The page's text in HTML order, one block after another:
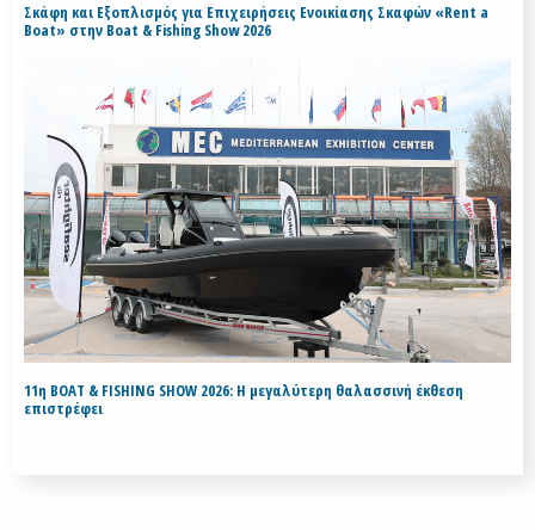
Σκάφη και Εξοπλισμός για Επιχειρήσεις Ενοικίασης Σκαφών «Rent a
Boat» στην Boat & Fishing Show 2026
11η BOAT & FISHING SHOW 2026: Η μεγαλύτερη θαλασσινή έκθεση
επιστρέφει